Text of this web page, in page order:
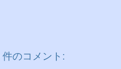
件のコメント: